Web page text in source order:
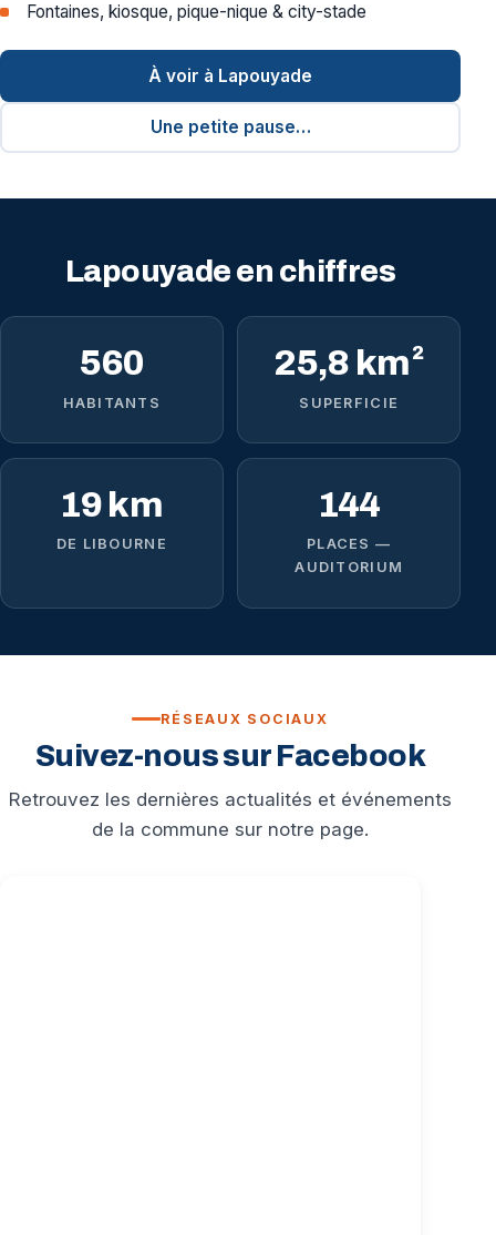
Fontaines, kiosque, pique-nique & city-stade
À voir à Lapouyade
Une petite pause…
Lapouyade en chiffres
560
HABITANTS
25,8 km²
SUPERFICIE
19 km
DE LIBOURNE
144
PLACES —
AUDITORIUM
RÉSEAUX SOCIAUX
Suivez-nous sur Facebook
Retrouvez les dernières actualités et événements
de la commune sur notre page.